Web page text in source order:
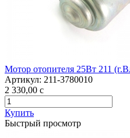
Мотор отопителя 25Вт 211
Артикул: 211-3780010
2 330,00 c
Купить
Быстрый просмотр